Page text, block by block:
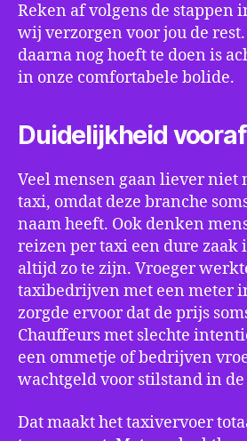
Reken af volgens de stappen
wij verzorgen voor jou de
daarna nog hoeft te doen is
in onze comfortabele bolide.
Duidelijkheid vooraf
Veel mensen gaan liever niet
taxi, omdat deze branche
naam heeft. Ook denken
reizen per taxi een dure zaak
altijd zo te zijn. Vroeger
taxibedrijven met een meter
zorgde ervoor dat de prijs
Chauffeurs met slechte
een ommetje of bedrijven
wachtgeld voor stilstand in
Dat maakt het taxivervoer